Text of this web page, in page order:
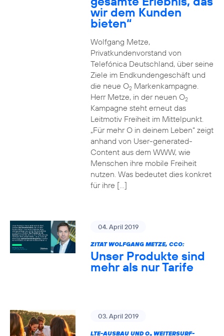
wir dem Kunden
bieten“
Wolfgang Metze,
Privatkundenvorstand von
Telefónica Deutschland, über seine
Ziele im Endkundengeschäft und
die neue O2Markenkampagne.
Herr Metze, in der neuen O2
Kampagne steht erneut das
Leitmotiv Freiheit im Mittelpunkt.
„Für mehr O in deinem Leben“ zeigt
anhand von User-generated-
Content aus dem WWW, wie
Menschen ihre mobile Freiheit
nutzen. Was bedeutet dies konkret
für ihre […]
04. April 2019
ZITAT WOLFGANG METZE, CCO:
Unser Produkte sind
mehr als nur Tarife
03. April 2019
LTE-AUSBAU UND O WEITERSURF-